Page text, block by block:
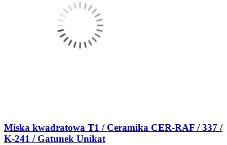
Miska kwadratowa T1 / Ceramika CER-RAF / 337 /
K-241 / Gatunek Unikat